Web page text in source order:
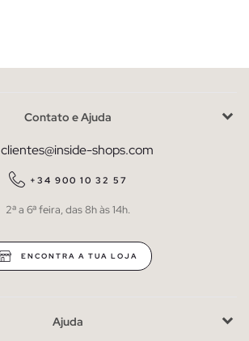
Contato e Ajuda
clientes@inside-shops.com
+34 900 10 32 57
2ª a 6ª feira, das 8h às 14h.
ENCONTRA A TUA LOJA
Ajuda